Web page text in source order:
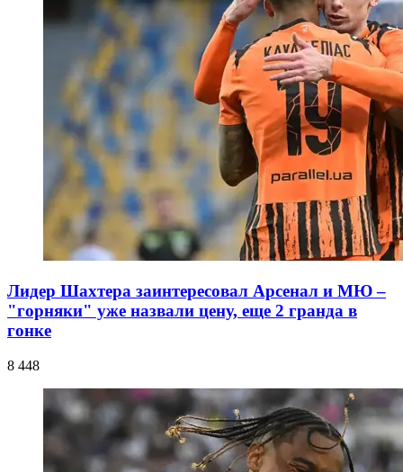
Лидер Шахтера заинтересовал Арсенал и МЮ –
"горняки" уже назвали цену, еще 2 гранда в
гонке
8 448